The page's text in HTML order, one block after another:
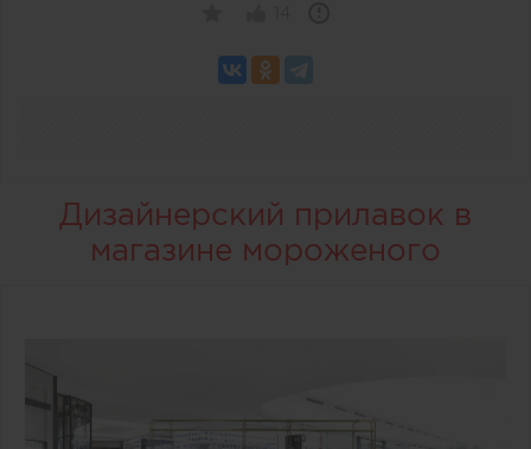
Дизайнерский прилавок в
магазине мороженого